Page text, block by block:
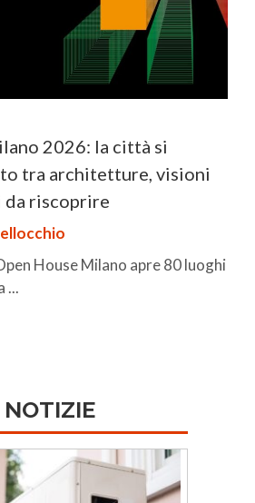
2026: la città si
tra architetture, visioni
da riscoprire
House Milano apre 80 luoghi
...